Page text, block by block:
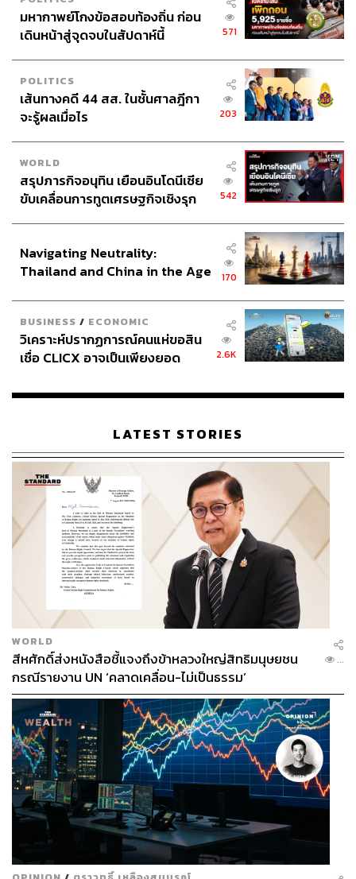
มหากาพย์โกงข้อสอบท้องถิ่น ก่อน
เดินหน้าสู่จุดจบในสัปดาห์นี้
571
POLITICS
เส้นทางคดี 44 สส. ในชั้นศาลฎีกา
จะรู้ผลเมื่อไร
203
WORLD
สรุปภารกิจอนุทิน เยือนอินโดนีเซีย
ขับเคลื่อนการทูตเศรษฐกิจเชิงรุก
542
Navigating Neutrality:
Thailand and China in the Age
170
BUSINESS / ECONOMIC
วิเคราะห์ปรากฏการณ์คนแห่ขอสิน
เชื่อ CLICX อาจเป็นเพียงยอด
เรือนไทยที่ถูกซุกไว้
2.6K
LATEST STORIES
WORLD
สีหศักดิ์ส่งหนังสือชี้แจงถึงข้าหลวงใหญ่สิทธิมนุษยชน
กรณีรายงาน UN ‘คลาดเคลื่อน-ไม่เป็นธรรม’
...